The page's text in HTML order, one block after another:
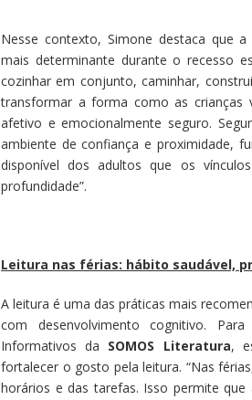
Nesse contexto, Simone destaca que
mais determinante durante o recesso
cozinhar em conjunto, caminhar,
transformar a forma como as crianças
afetivo e emocionalmente seguro.
ambiente de confiança e proximidade,
disponível dos adultos que os
profundidade”.
Leitura nas férias: hábito saudável,
A leitura é uma das práticas mais
com desenvolvimento cognitivo.
Informativos da SOMOS Literatura,
fortalecer o gosto pela leitura. “Nas
horários e das tarefas. Isso permite